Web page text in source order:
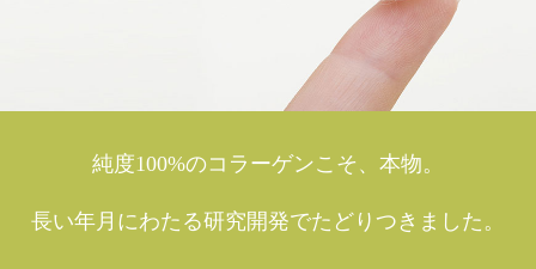
純度100%のコラーゲンこそ、本物。
長い年月にわたる研究開発でたどりつきました。